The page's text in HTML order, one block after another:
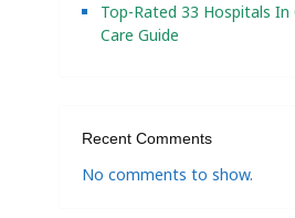
Top-Rated 33 Hospitals In
Care Guide
Recent Comments
No comments to show.